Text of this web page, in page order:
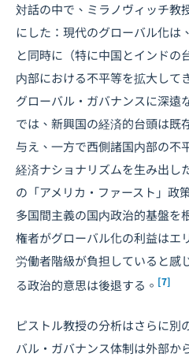
対話の中で、ミラノヴィッチ教
にした：現代のグローバル化は
と同時に（特に中国とインドの
内部における不平等を拡大して
グローバル・ガバナンスに深遠
では、新興国の経済的台頭は既
与え、一方で西側諸国内部の不
経済ナショナリズムを生み出
の「アメリカ・ファースト」政
多国間主義の国内政治的基盤を
権者がグローバル化の利益はエ
労働者階級が負担していると感
る政治的意思は後退する。 [7]
ピストル教授の分析はさらに別
バル・ガバナンス体制は外部か